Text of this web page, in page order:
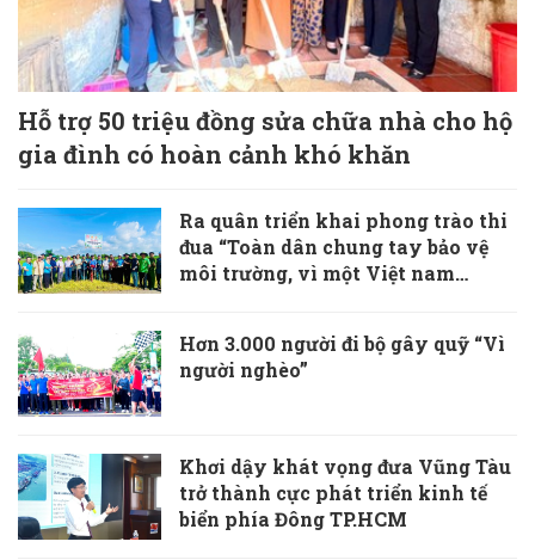
Hỗ trợ 50 triệu đồng sửa chữa nhà cho hộ
gia đình có hoàn cảnh khó khăn
Ra quân triển khai phong trào thi
đua “Toàn dân chung tay bảo vệ
môi trường, vì một Việt nam
Hơn 3.000 người đi bộ gây quỹ “Vì
người nghèo”
Khơi dậy khát vọng đưa Vũng Tàu
trở thành cực phát triển kinh tế
biển phía Đông TP.HCM